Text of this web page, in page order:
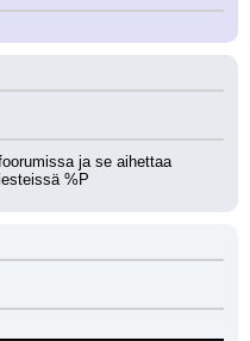
ja se aihettaa
%P